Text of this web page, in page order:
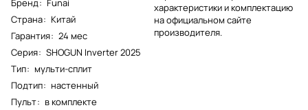
Бренд: Funai
Страна: Китай
Гарантия: 24 мес
Серия: SHOGUN Inverter 2025
Тип: мульти-сплит
Подтип: настенный
Пульт: в комплекте
характеристики и комплектацию
на официальном сайте
производителя.